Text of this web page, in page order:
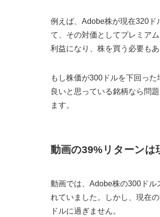
例えば、Adobe株が現在320ド
て、その対価としてプレミア
利益になり、株を買う必要もあ
もし株価が300ドルを下回っ
良いと思っている銘柄なら問
ます。
動画の39%リターンは
動画では、Adobe株の300ドル
れていました。しかし、現在
ドルに過ぎません。